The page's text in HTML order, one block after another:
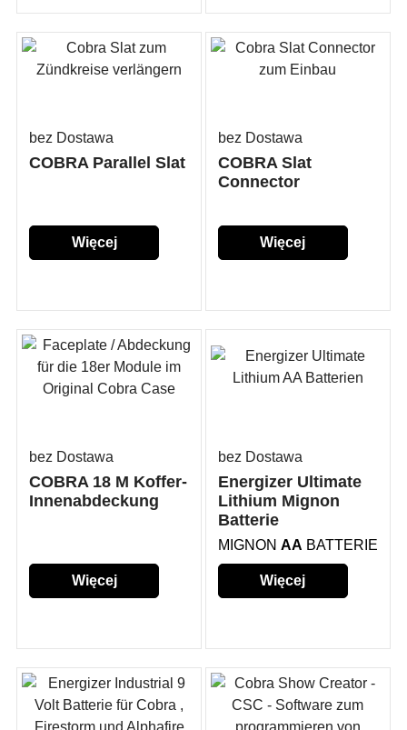
bez Dostawa
COBRA Parallel Slat
Więcej
bez Dostawa
COBRA Slat
Connector
Więcej
bez Dostawa
COBRA 18 M Koffer-
Innenabdeckung
Więcej
bez Dostawa
Energizer Ultimate
Lithium Mignon
Batterie
MIGNON AA BATTERIE
Więcej